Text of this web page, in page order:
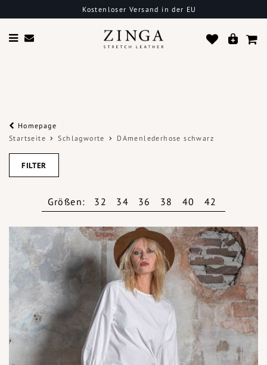
Kostenloser Versand in der EU
Homepage
Startseite
Schlagworte DAmenlederhose schwarz
FILTER
Größen: 32 34 36 38 40 42